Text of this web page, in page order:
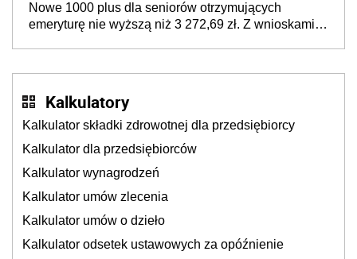
Nowe 1000 plus dla seniorów otrzymujących
emeryturę nie wyższą niż 3 272,69 zł. Z wnioskami
Kalkulatory
Kalkulator składki zdrowotnej dla przedsiębiorcy
Kalkulator dla przedsiębiorców
Kalkulator wynagrodzeń
Kalkulator umów zlecenia
Kalkulator umów o dzieło
Kalkulator odsetek ustawowych za opóźnienie